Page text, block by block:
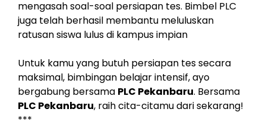
mengasah soal-soal persiapan tes. Bimbel PLC
juga telah berhasil membantu meluluskan
ratusan siswa lulus di kampus impian
Untuk kamu yang butuh persiapan tes secara
maksimal, bimbingan belajar intensif, ayo
bergabung bersama PLC Pekanbaru. Bersama
PLC Pekanbaru, raih cita-citamu dari sekarang!
***